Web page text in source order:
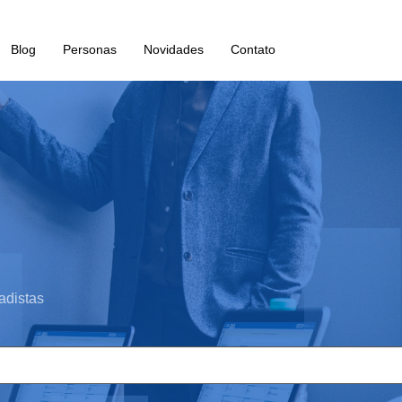
Blog Personas Novidades Contato